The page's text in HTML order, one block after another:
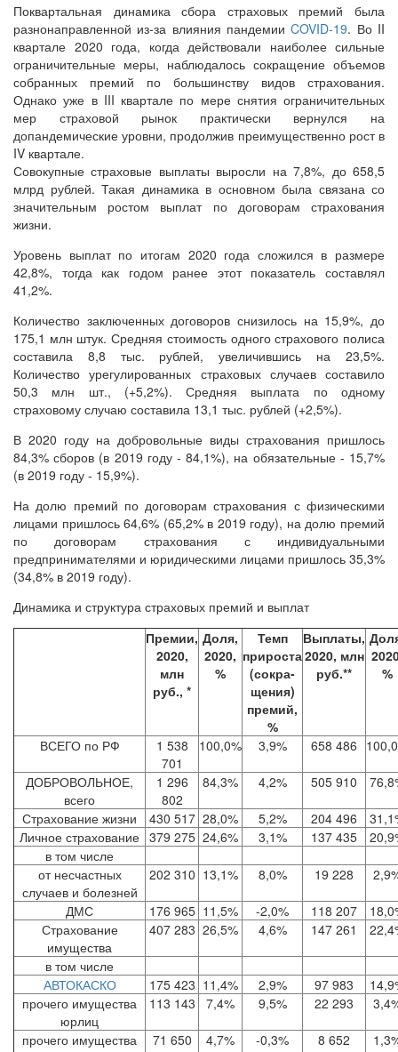
Поквартальная динамика сбора страховых премий была
разнонаправленной из-за влияния пандемииCOVID-19. Во II
квартале 2020 года, когда действовали наиболее сильные
ограничительные меры, наблюдалось сокращение объемов
собранных премий по большинству видов страхования.
Однако уже в III квартале по мере снятия ограничительных
мер страховой рынок практически вернулся на
допандемические уровни, продолжив преимущественно рост в
IV квартале.
Совокупные страховые выплаты выросли на 7,8%, до 658,5
млрд рублей. Такая динамика в основном была связана со
значительным ростом выплат по договорам страхования
жизни.
Уровень выплат по итогам 2020 года сложился в размере
42,8%, тогда как годом ранее этот показатель составлял
41,2%.
Количество заключенных договоров снизилось на 15,9%, до
175,1 млн штук. Средняя стоимость одного страхового полиса
составила 8,8 тыс. рублей, увеличившись на 23,5%.
Количество урегулированных страховых случаев составило
50,3 млн шт., (+5,2%). Средняя выплата по одному
страховому случаю составила 13,1 тыс. рублей (+2,5%).
В 2020 году на добровольные виды страхования пришлось
84,3% сборов (в 2019 году - 84,1%), на обязательные - 15,7%
(в 2019 году - 15,9%).
На долю премий по договорам страхования с физическими
лицами пришлось 64,6% (65,2% в 2019 году), на долю премий
по договорам страхования с индивидуальными
предпринимателями и юридическими лицами пришлось 35,3%
(34,8% в 2019 году).
Динамика и структура страховых премий и выплат
Премии,
2020,
млн
руб., *
Доля,
2020,
%
Темп
прироста
(сокра-
щения)
премий,
%
Выплаты,
2020, млн
руб.**
%
ВСЕГО по РФ
1 538
701
100,0% 3,9% 658 486
ДОБРОВОЛЬНОЕ,
всего
1 296
802
84,3% 4,2% 505 910
Страхование жизни 430 517 28,0% 5,2% 204 496
Личное страхование 379 275 24,6% 3,1% 137 435
в том числе
от несчастных
случаев и болезней
202 310 13,1% 8,0% 19 228
ДМС 176 965 11,5% -2,0% 118 207
Страхование
имущества
407 283 26,5% 4,6% 147 261
в том числе
АВТОКАСКО
175 423 11,4% 2,9% 97 983
прочего имущества
юрлиц
113 143 7,4% 9,5% 22 293
прочего имущества
71 650 4,7% -0,3% 8 652